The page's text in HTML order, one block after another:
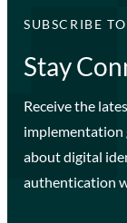
SUBSCRIBE
Stay
Receive the
implementation
about digital
authentication